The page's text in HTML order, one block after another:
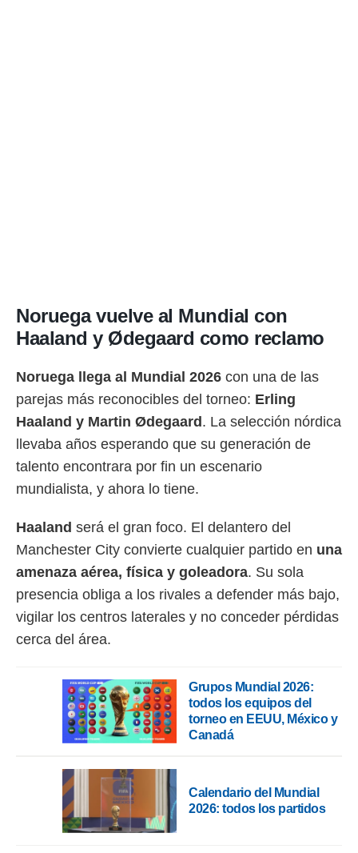
Noruega vuelve al Mundial con
Haaland y Ødegaard como reclamo
Noruega llega al Mundial 2026 con una de las
parejas más reconocibles del torneo: Erling
Haaland y Martin Ødegaard . La selección nórdica
llevaba años esperando que su generación de
talento encontrara por fin un escenario
mundialista, y ahora lo tiene.
Haaland será el gran foco. El delantero del
Manchester City convierte cualquier partido en una
amenaza aérea, física y goleadora. Su sola
presencia obliga a los rivales a defender más bajo,
vigilar los centros laterales y no conceder pérdidas
cerca del área.
Grupos Mundial 2026:
todos los equipos del
torneo en EEUU, México y
Canadá
Calendario del Mundial
2026: todos los partidos